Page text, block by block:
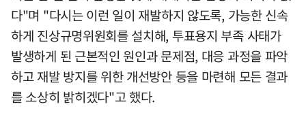
다"며 "다시는 이런 일이 재발하지 않도록, 가능한 신속
하게 진상규명위원회를 설치해, 투표용지 부족 사태가
발생하게 된 근본적인 원인과 문제점, 대응 과정을 파악
하고 재발 방지를 위한 개선방안 등을 마련해 모든 결과
를 소상히 밝히겠다"고 했다.